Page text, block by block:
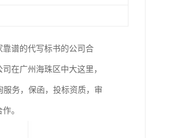
谱的代写标书的公司合
在广州海珠区中大这里，
务，保函，投标资质，审
。